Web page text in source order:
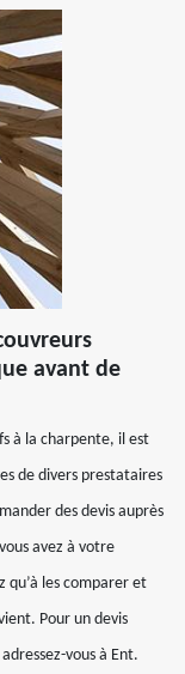
avant de
à la charpente, il est
de divers prestataires
des devis auprès
avez à votre
qu’à les comparer et
Pour un devis
vous à Ent.